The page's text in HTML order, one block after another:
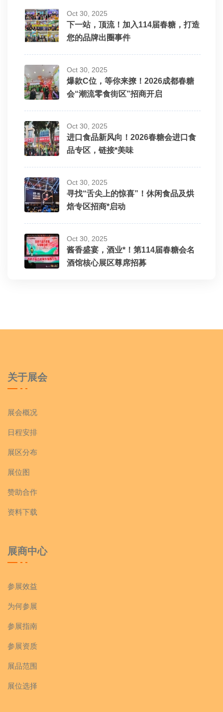
Oct 30, 2025
下一站，顶流！加入114届春糖，打造
您的品牌出圈事件
Oct 30, 2025
爆款C位，等你来撩！2026成都春糖
会“潮流零食街区”招商开启
Oct 30, 2025
进口食品新风向！2026春糖会进口食
品专区，链接*美味
Oct 30, 2025
寻找“舌尖上的惊喜”！休闲食品及烘
焙专区招商*启动
Oct 30, 2025
酱香盛宴，酒业*！第114届春糖会名
酒馆核心展区尊席招募
关于展会
展会概况
日程安排
展区分布
展位图
赞助合作
资料下载
展商中心
参展效益
为何参展
参展指南
参展资质
展品范围
展位选择